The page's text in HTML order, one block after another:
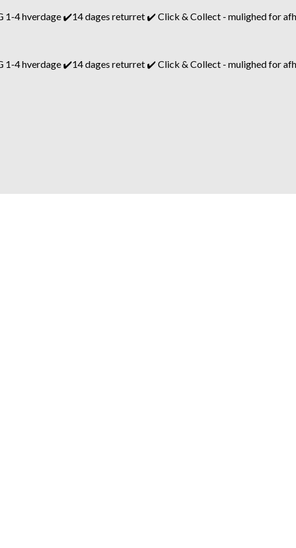
4 hverdage ✔️14 dages returret ✔️ Click & Collect - mulighed for
4 hverdage ✔️14 dages returret ✔️ Click & Collect - mulighed for